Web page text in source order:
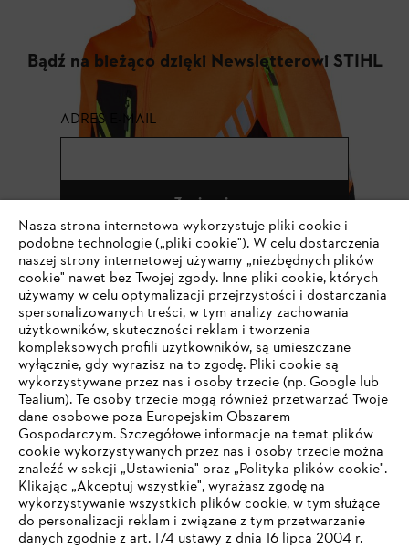
Bądź na bieżąco dzięki Newsletterowi STIHL
ADRES E-MAIL
Zapisz się
#STIHL
Firma
STIHL FAQ
Nasza strona internetowa wykorzystuje pliki cookie i
podobne technologie („pliki cookie"). W celu dostarczenia
naszej strony internetowej używamy „niezbędnych plików
cookie" nawet bez Twojej zgody. Inne pliki cookie, których
używamy w celu optymalizacji przejrzystości i dostarczania
spersonalizowanych treści, w tym analizy zachowania
użytkowników, skuteczności reklam i tworzenia
kompleksowych profili użytkowników, są umieszczane
wyłącznie, gdy wyrazisz na to zgodę. Pliki cookie są
wykorzystywane przez nas i osoby trzecie (np. Google lub
Tealium). Te osoby trzecie mogą również przetwarzać Twoje
dane osobowe poza Europejskim Obszarem
Gospodarczym. Szczegółowe informacje na temat plików
cookie wykorzystywanych przez nas i osoby trzecie można
znaleźć w sekcji „Ustawienia" oraz „Polityka plików cookie".
Klikając „Akceptuj wszystkie", wyrażasz zgodę na
wykorzystywanie wszystkich plików cookie, w tym służące
do personalizacji reklam i związane z tym przetwarzanie
danych zgodnie z art. 174 ustawy z dnia 16 lipca 2004 r.